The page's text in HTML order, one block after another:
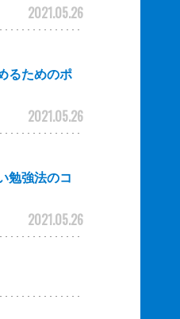
2021.05.26
るためのポ
2021.05.26
勉強法のコ
2021.05.26